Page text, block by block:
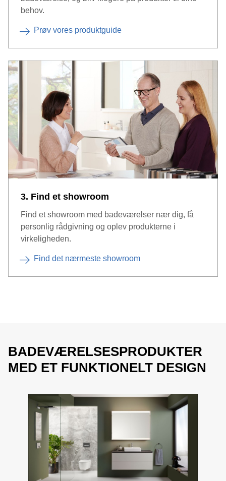
behov.
Prøv vores produktguide
3. Find et showroom
Find et showroom med badeværelser nær dig, få
personlig rådgivning og oplev produkterne i
virkeligheden.
Find det nærmeste showroom
BADEVÆRELSESPRODUKTER
MED ET FUNKTIONELT DESIGN